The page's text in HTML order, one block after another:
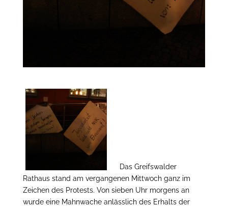
Das Greifswalder
Rathaus stand am vergangenen Mittwoch ganz im
Zeichen des Protests. Von sieben Uhr morgens an
wurde eine Mahnwache anlässlich des Erhalts der